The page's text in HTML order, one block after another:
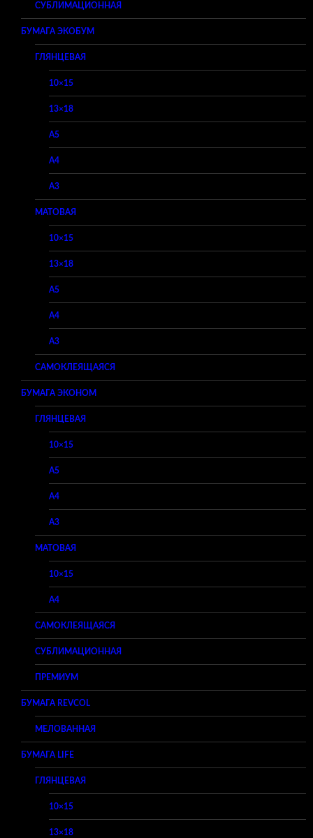
СУБЛИМАЦИОННАЯ
БУМАГА ЭКОБУМ
ГЛЯНЦЕВАЯ
10×15
13×18
A5
A4
A3
МАТОВАЯ
10×15
13×18
A5
A4
A3
САМОКЛЕЯЩАЯСЯ
БУМАГА ЭКОНОМ
ГЛЯНЦЕВАЯ
10×15
A5
A4
A3
МАТОВАЯ
10×15
A4
САМОКЛЕЯЩАЯСЯ
СУБЛИМАЦИОННАЯ
ПРЕМИУМ
БУМАГА REVCOL
МЕЛОВАННАЯ
БУМАГА LIFE
ГЛЯНЦЕВАЯ
10×15
13×18